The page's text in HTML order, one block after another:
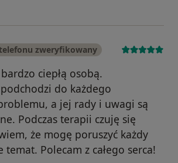
zweryfikowany
ciepłą osobą.
do każdego
a jej rady i uwagi są
Podczas terapii czuję się
że mogę poruszyć każdy
temat. Polecam z całego serca!